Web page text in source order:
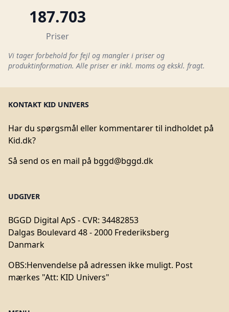
187.703
Priser
Vi tager forbehold for fejl og mangler i priser og
produktinformation. Alle priser er inkl. moms og ekskl. fragt.
KONTAKT KID UNIVERS
Har du spørgsmål eller kommentarer til indholdet på
Kid.dk?
Så send os en mail på bggd@bggd.dk
UDGIVER
BGGD Digital ApS - CVR: 34482853
Dalgas Boulevard 48 - 2000 Frederiksberg
Danmark
OBS:Henvendelse på adressen ikke muligt. Post
mærkes "Att: KID Univers"